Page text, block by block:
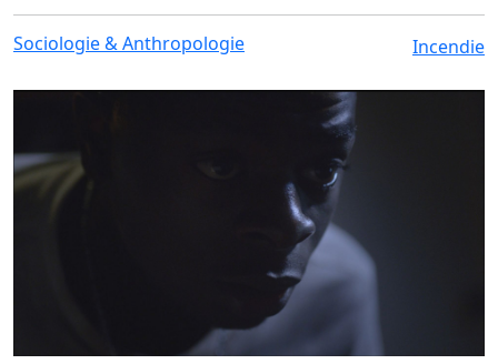
Sociologie & Anthropologie Incendie